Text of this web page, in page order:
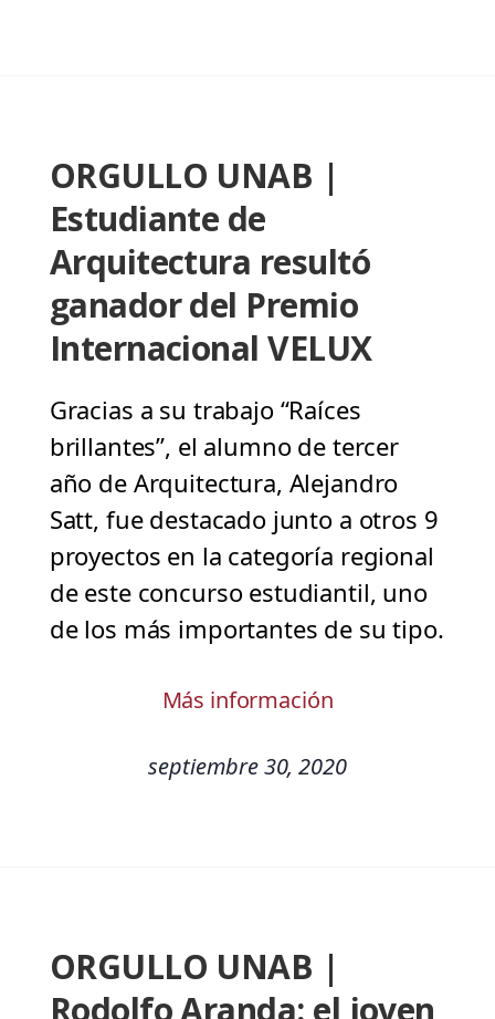
ORGULLO UNAB |
Estudiante de
Arquitectura resultó
ganador del Premio
Internacional VELUX
Gracias a su trabajo “Raíces
brillantes”, el alumno de tercer
año de Arquitectura, Alejandro
Satt, fue destacado junto a otros 9
proyectos en la categoría regional
de este concurso estudiantil, uno
de los más importantes de su tipo.
Más información
septiembre 30, 2020
ORGULLO UNAB |
Rodolfo Aranda: el joven